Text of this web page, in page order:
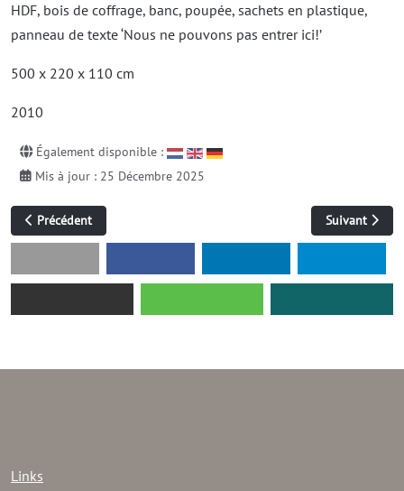
HDF, bois de coffrage, banc, poupée, sachets en plastique,
panneau de texte ‘Nous ne pouvons pas entrer ici!’
500 x 220 x 110 cm
2010
Également disponible :
Mis à jour : 25 Décembre 2025
Article précédent : BOX 06-08
Précédent Article
Suivant
Links